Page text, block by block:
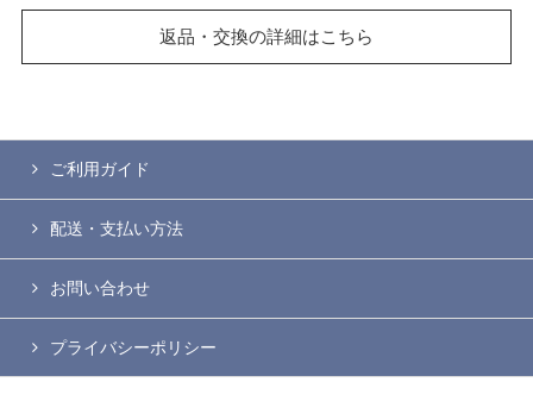
返品・交換の詳細はこちら
ご利用ガイド
配送・支払い方法
お問い合わせ
プライバシーポリシー